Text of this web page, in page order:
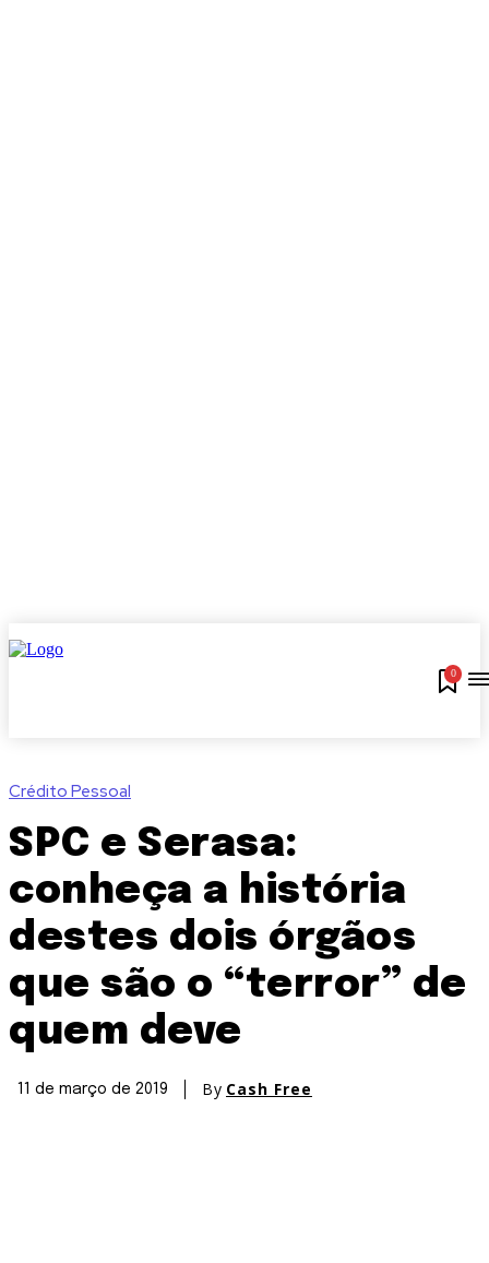
0
Crédito Pessoal
SPC e Serasa:
conheça a história
destes dois órgãos
que são o “terror” de
quem deve
11 de março de 2019 By Cash Free